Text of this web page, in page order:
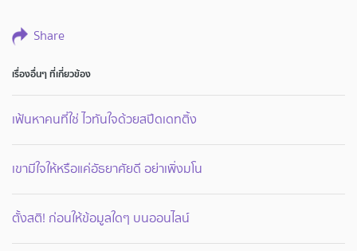
Share
เรื่องอื่นๆ ที่เกี่ยวข้อง
เฟ้นหาคนที่ใช่ ไวทันใจด้วยสปีดเดทติ้ง
เขามีใจให้หรือแค่อัธยาศัยดี อย่าเพิ่งมโน
ตั้งสติ! ก่อนให้ข้อมูลใดๆ บนออนไลน์